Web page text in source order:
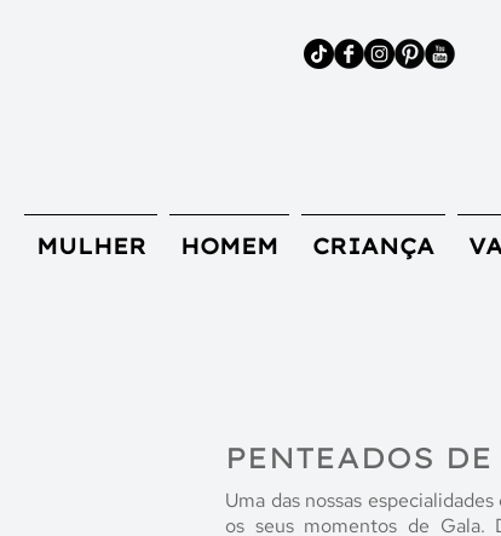
MULHER HOMEM CRIANÇA
PENTEADOS
Uma das nossas
os seus momentos de